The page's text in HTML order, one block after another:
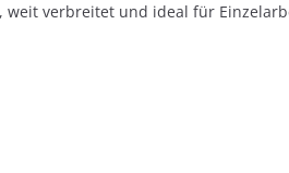
weit verbreitet und ideal für